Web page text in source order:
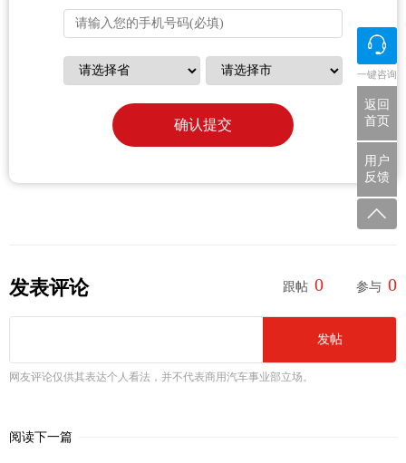
确认提交
发表评论 跟帖 0 参与 0
发帖
网友评论仅供其表达个人看法，并不代表商用汽车事业部立场。
阅读下一篇
一键咨询
返回
首页
用户
反馈